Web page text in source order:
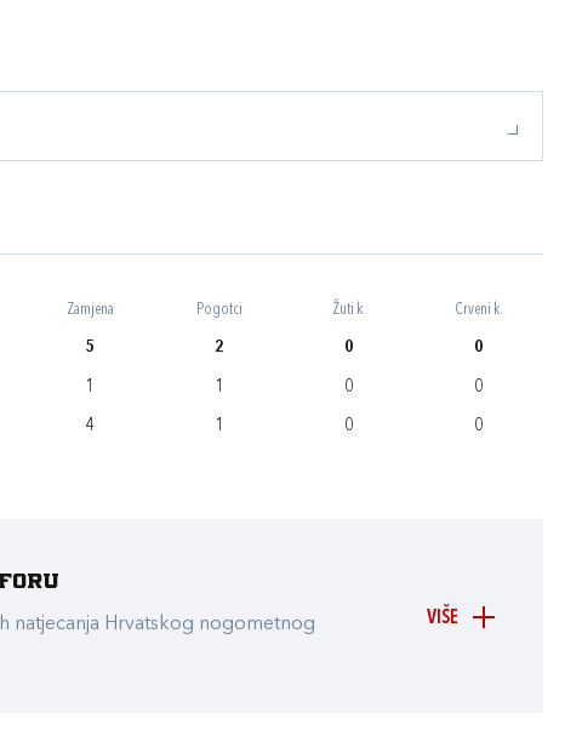
Zamjena Pogotci Žuti k. Crveni k.
5 2 0 0
1 1 0 0
4 1 0 0
VIŠE
natjecanja Hrvatskog nogometnog